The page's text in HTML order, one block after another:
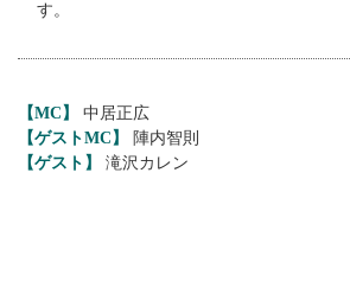
す。
【MC】
中居正広
【ゲストMC】
陣内智則
【ゲスト】
滝沢カレン